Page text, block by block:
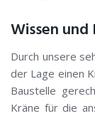
Wissen
Durch unsere
der Lage einen
Baustelle
Kräne für die